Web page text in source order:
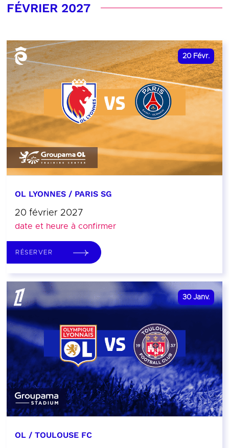
FÉVRIER 2027
20 Févr.
OL LYONNES / PARIS SG
20 février 2027
date et heure à confirmer
RÉSERVER
30 Janv.
OL / TOULOUSE FC